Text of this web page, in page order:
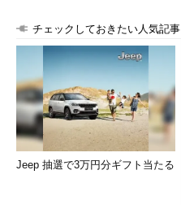
チェックしておきたい人気記事
Jeep 抽選で3万円分ギフト当たる